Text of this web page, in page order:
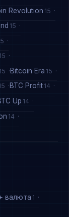
Revolution 15
15
15
15 Bitcoin Era 15
BTC Profit 14
Up 14
14
валюта 1